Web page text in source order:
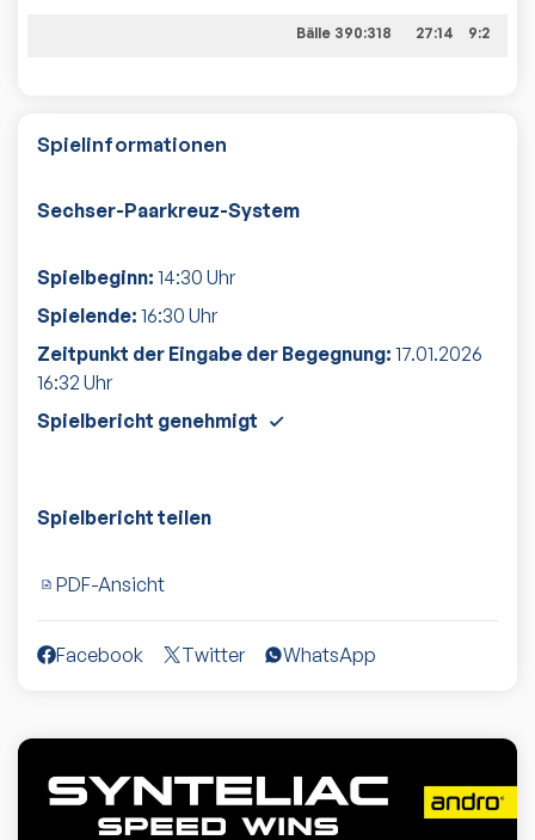
Bälle 390:318 27:14 9:2
Spielinformationen
Sechser-Paarkreuz-System
Spielbeginn: 14:30 Uhr
Spielende: 16:30 Uhr
Zeitpunkt der Eingabe der Begegnung: 17.01.2026
16:32 Uhr
Spielbericht genehmigt
Spielbericht teilen
PDF-Ansicht
Facebook Twitter WhatsApp